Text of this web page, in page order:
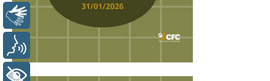
Libras
+ Acessibilidade